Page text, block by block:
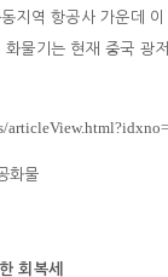
지역 항공사 가운데
화물기는 현재 중국 광
화물
회복세